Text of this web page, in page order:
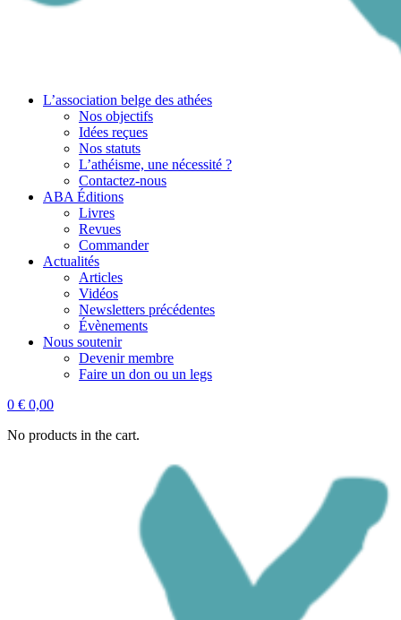
L’association belge des athées
Nos objectifs
Idées reçues
Nos statuts
L’athéisme, une nécessité ?
Contactez-nous
ABA Éditions
Livres
Revues
Commander
Actualités
Articles
Vidéos
Newsletters précédentes
Évènements
Nous soutenir
Devenir membre
Faire un don ou un legs
0 € 0,00
No products in the cart.